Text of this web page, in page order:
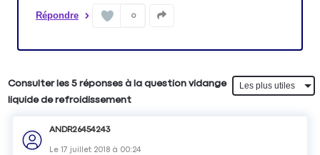
Répondre 0
Consulter les 5 réponses à la question vidange
liquide de refroidissement
ANDR26454243
Le17 juillet 2018 à 00:24